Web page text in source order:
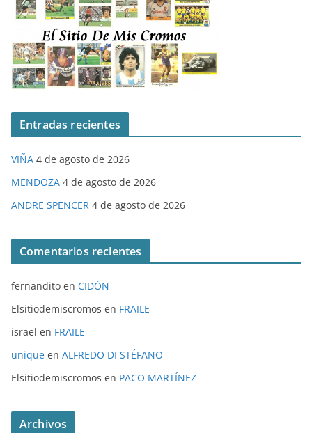
Entradas recientes
VIÑA 4 de agosto de 2026
MENDOZA 4 de agosto de 2026
ANDRE SPENCER 4 de agosto de 2026
Comentarios recientes
fernandito en CIDÓN
Elsitiodemiscromos en FRAILE
israel en FRAILE
unique en ALFREDO DI STÉFANO
Elsitiodemiscromos en PACO MARTÍNEZ
Archivos